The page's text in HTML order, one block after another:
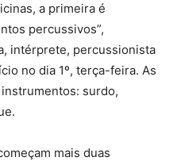
a primeira é
percussivos”,
intérprete, percussionista
no dia 1º, terça-feira. As
surdo,
mais duas